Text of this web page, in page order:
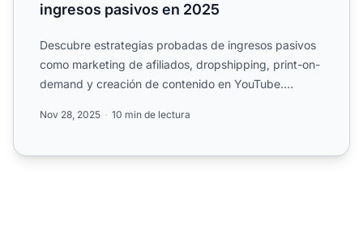
ingresos pasivos en 2025
Descubre estrategias probadas de ingresos pasivos
como marketing de afiliados, dropshipping, print-on-
demand y creación de contenido en YouTube.
Nov 28, 2025 10 min de lectura